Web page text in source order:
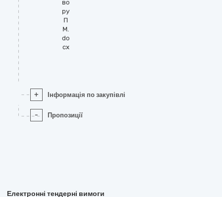
во
ру
П
М.
do
cx
+ Інформація по закупівлі
- Пропозиції
Електронні тендерні вимоги